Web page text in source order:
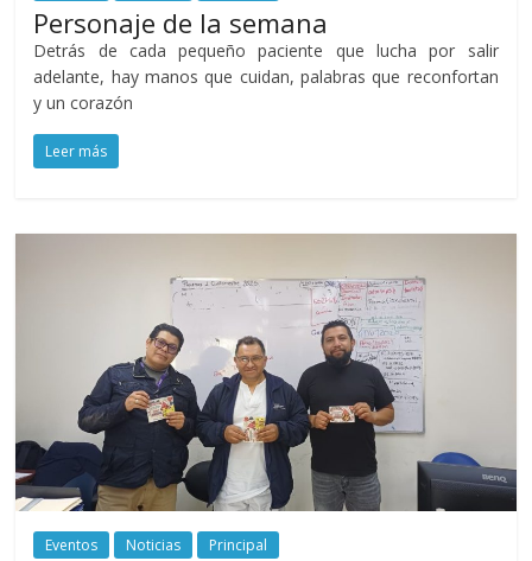
Personaje de la semana
Detrás de cada pequeño paciente que lucha por salir
adelante, hay manos que cuidan, palabras que reconfortan
y un corazón
Leer más
Eventos Noticias Principal